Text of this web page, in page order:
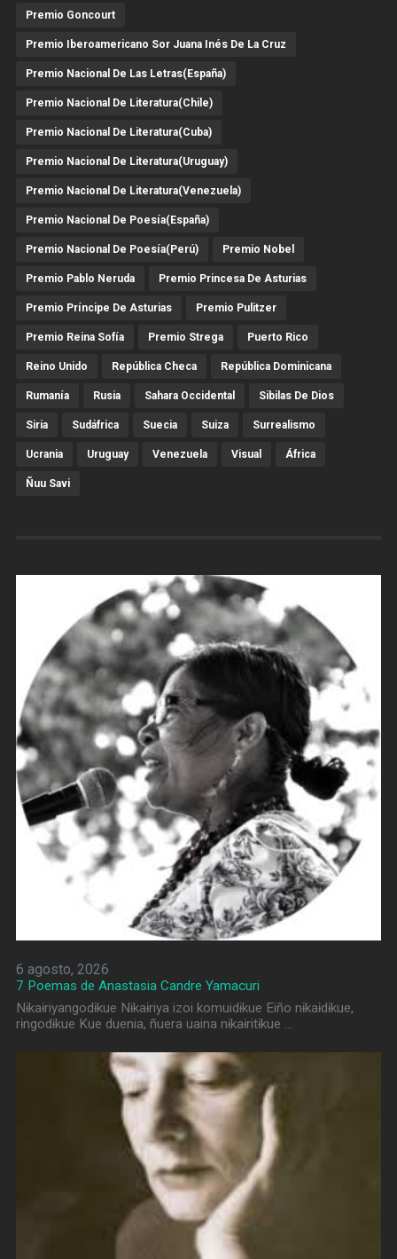
Premio Goncourt
Premio Iberoamericano Sor Juana Inés De La Cruz
Premio Nacional De Las Letras(España)
Premio Nacional De Literatura(Chile)
Premio Nacional De Literatura(Cuba)
Premio Nacional De Literatura(Uruguay)
Premio Nacional De Literatura(Venezuela)
Premio Nacional De Poesía(España)
Premio Nacional De Poesía(Perú) Premio Nobel
Premio Pablo Neruda Premio Princesa De Asturias
Premio Príncipe De Asturias Premio Pulitzer
Premio Reina Sofía Premio Strega Puerto Rico
Reino Unido República Checa República Dominicana
Rumanía Rusia Sahara Occidental Sibilas De Dios
Siria Sudáfrica Suecia Suiza Surrealismo
Ucrania Uruguay Venezuela Visual África
Ñuu Savi
6 agosto, 2026
7 Poemas de Anastasia Candre Yamacuri
Nɨkaɨriyangodɨkue Nɨkaɨriya izoi komuidɨkue Eiño nɨkaɨdɨkue,
rɨngodɨkue Kue duenia, ñuera uaina nɨkaɨritɨkue …